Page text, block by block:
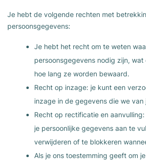
Je hebt de volgende rechten met
persoonsgegevens:
Je hebt het recht om te weten
persoonsgegevens nodig zijn,
hoe lang ze worden bewaard.
Recht op inzage: je kunt een
inzage in de gegevens die we van
Recht op rectificatie en
je persoonlijke gegevens aan te
verwijderen of te blokkeren
Als je ons toestemming geeft om